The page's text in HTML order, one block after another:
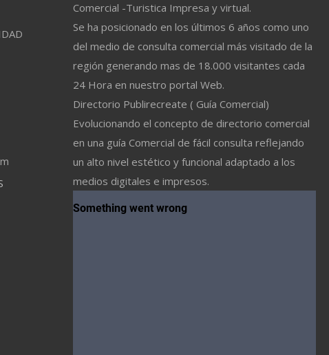
Comercial -Turistica Impresa y virtual.
Se ha posicionado en los últimos 6 años como uno
del medio de consulta comercial más visitado de la
región generando mas de 18.000 visitantes cada
24 Hora en nuestro portal Web.
Directorio Publirecreate ( Guía Comercial)
Evolucionando el concepto de directorio comercial
en una guía Comercial de fácil consulta reflejando
un alto nivel estético y funcional adaptado a los
medios digitales e impresos.